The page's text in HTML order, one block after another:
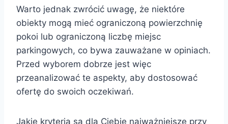
Warto jednak zwrócić uwagę, że niektóre
obiekty mogą mieć ograniczoną powierzchnię
pokoi lub ograniczoną liczbę miejsc
parkingowych, co bywa zauważane w opiniach.
Przed wyborem dobrze jest więc
przeanalizować te aspekty, aby dostosować
ofertę do swoich oczekiwań.
Jakie kryteria są dla Ciebie najważniejsze przy